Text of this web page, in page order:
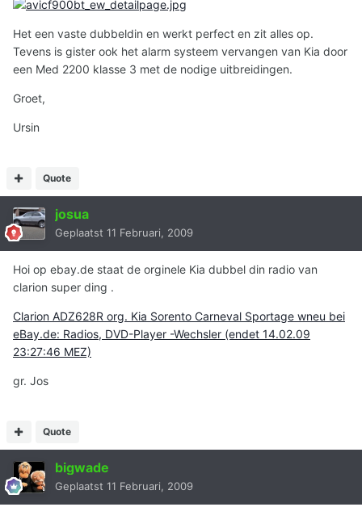
Het een vaste dubbeldin en werkt perfect en zit alles op.
Tevens is gister ook het alarm systeem vervangen van Kia door
een Med 2200 klasse 3 met de nodige uitbreidingen.
Groet,
Ursin
Quote
josua
Geplaatst 11 Februari, 2009
Hoi op ebay.de staat de orginele Kia dubbel din radio van
clarion super ding .
Clarion ADZ628R org. Kia Sorento Carneval Sportage wneu bei
eBay.de: Radios, DVD-Player -Wechsler (endet 14.02.09
23:27:46 MEZ)
gr. Jos
Quote
bigwade
Geplaatst 11 Februari, 2009